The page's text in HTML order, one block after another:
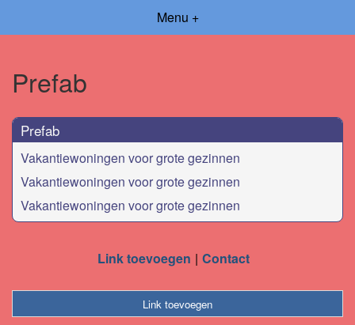
Menu +
Prefab
Prefab
Vakantiewoningen voor grote gezinnen
Vakantiewoningen voor grote gezinnen
Vakantiewoningen voor grote gezinnen
Link toevoegen Contact
Link toevoegen